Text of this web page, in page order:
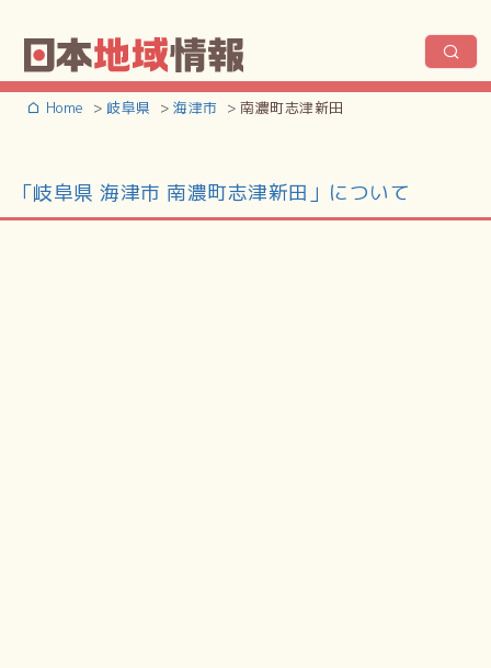
Home 岐阜県 海津市 南濃町志津新田
「岐阜県 海津市 南濃町志津新田」について